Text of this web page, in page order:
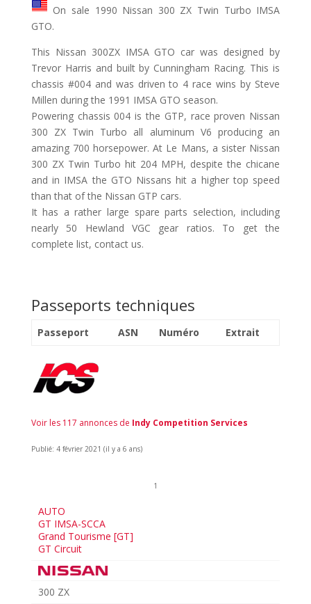
On sale 1990 Nissan 300 ZX Twin Turbo IMSA
GTO.
This Nissan 300ZX IMSA GTO car was designed by
Trevor Harris and built by Cunningham Racing. This is
chassis #004 and was driven to 4 race wins by Steve
Millen during the 1991 IMSA GTO season.
Powering chassis 004 is the GTP, race proven Nissan
300 ZX Twin Turbo all aluminum V6 producing an
amazing 700 horsepower. At Le Mans, a sister Nissan
300 ZX Twin Turbo hit 204 MPH, despite the chicane
and in IMSA the GTO Nissans hit a higher top speed
than that of the Nissan GTP cars.
It has a rather large spare parts selection, including
nearly 50 Hewland VGC gear ratios. To get the
complete list, contact us.
Passeports techniques
Passeport ASN Numéro Extrait
Voir les 117 annonces de Indy Competition Services
Publié: 4 février 2021 (il y a 6 ans)
1
AUTO
GT IMSA-SCCA
Grand Tourisme [GT]
GT Circuit
300 ZX